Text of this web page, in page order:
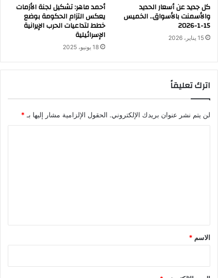
كل جديد عن أسعار الحديد
والأسمنت بالأسواق.. الخميس
15-1-2026
15 يناير، 2026
أحمد ماهر: تشكيل لجنة الأزمات
يعكس التزام الحكومة بوضع
خطط لتداعيات الحرب الإيرانية
الإسرائيلية
18 يونيو، 2025
اترك تعليقاً
لن يتم نشر عنوان بريدك الإلكتروني. الحقول الإلزامية مشار إليها بـ *
*
الاسم *